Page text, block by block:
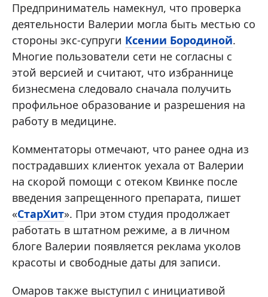
Предприниматель намекнул, что проверка
деятельности Валерии могла быть местью со
стороны экс-супруги Ксении Бородиной.
Многие пользователи сети не согласны с
этой версией и считают, что избраннице
бизнесмена следовало сначала получить
профильное образование и разрешения на
работу в медицине.
Комментаторы отмечают, что ранее одна из
пострадавших клиенток уехала от Валерии
на скорой помощи с отеком Квинке после
введения запрещенного препарата, пишет
«СтарХит». При этом студия продолжает
работать в штатном режиме, а в личном
блоге Валерии появляется реклама уколов
красоты и свободные даты для записи.
Омаров также выступил с инициативой